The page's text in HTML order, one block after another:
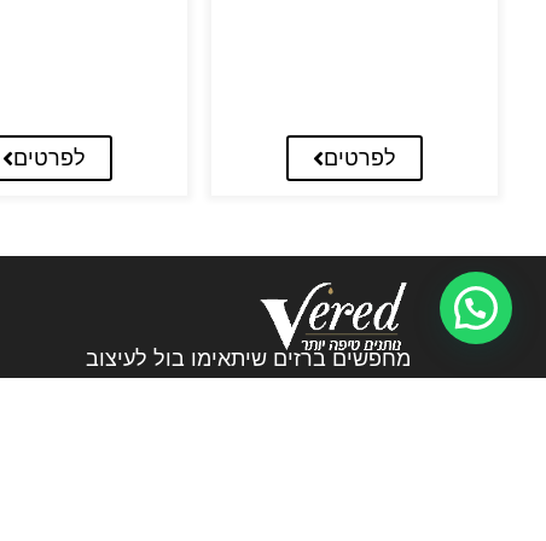
לפרטים לפרטים
מחפשים ברזים שיתאימו בול לעיצוב